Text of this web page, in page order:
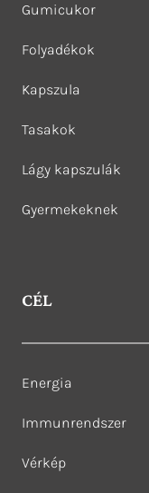
Gumicukor
Folyadékok
Kapszula
Tasakok
Lágy kapszulák
Gyermekeknek
CÉL
Energia
Immunrendszer
Vérkép